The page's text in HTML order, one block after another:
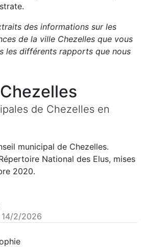
des informations sur les
de la ville Chezelles que vous
les différents rapports que nous
Chezelles
de Chezelles en
municipal de Chezelles.
National des Elus, mises
2020.
14/2/2026